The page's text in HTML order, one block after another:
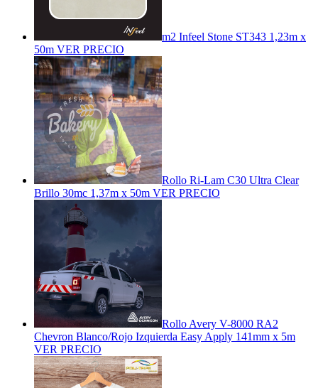
m2 Infeel Stone ST343 1,23m x
50m VER PRECIO
Rollo Ri-Lam C30 Ultra Clear
Brillo 30mc 1,37m x 50m VER PRECIO
Rollo Avery V-8000 RA2
Chevron Blanco/Rojo Izquierda Easy Apply 141mm x 5m
VER PRECIO